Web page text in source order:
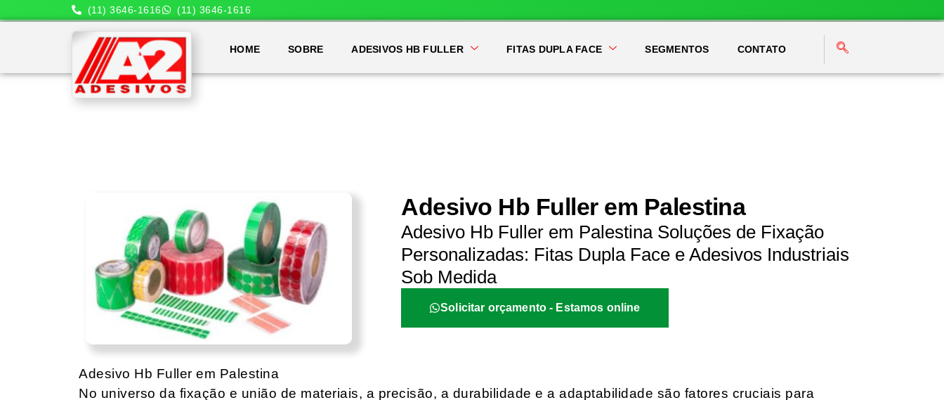
(11) 3646-1616 (11) 3646-1616
HOME SOBRE ADESIVOS HB FULLER FITAS DUPLA FACE SEGMENTOS CONTATO
Adesivo Hb Fuller em Palestina
Adesivo Hb Fuller em Palestina Soluções de Fixação
Personalizadas: Fitas Dupla Face e Adesivos Industriais
Sob Medida
Solicitar orçamento - Estamos online
Adesivo Hb Fuller em Palestina
No universo da fixação e união de materiais, a precisão, a durabilidade e a adaptabilidade são fatores cruciais para